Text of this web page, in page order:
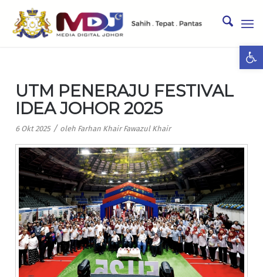
UTM PENERAJU FESTIVAL
IDEA JOHOR 2025
6 Okt 2025 / oleh Farhan Khair Fawazul Khair